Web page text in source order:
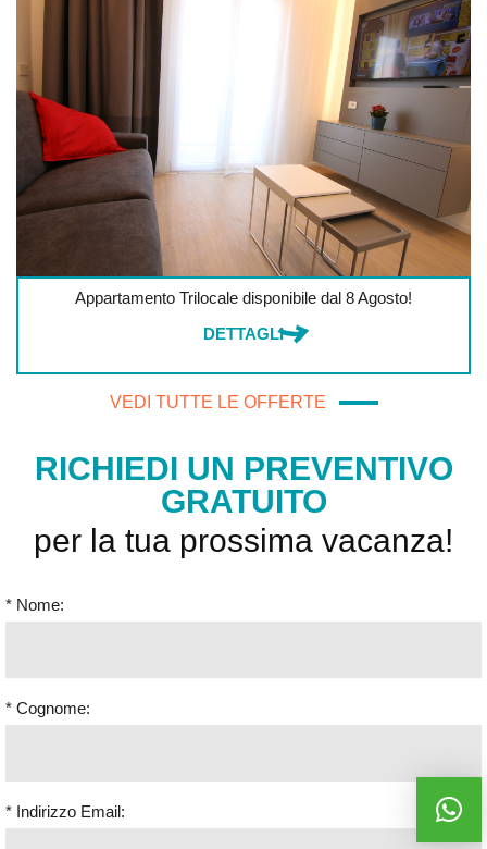
Appartamento Trilocale disponibile dal 8 Agosto!
DETTAGLI
VEDI TUTTE LE OFFERTE
RICHIEDI UN PREVENTIVO
GRATUITO
per la tua prossima vacanza!
* Nome:
* Cognome:
* Indirizzo Email: